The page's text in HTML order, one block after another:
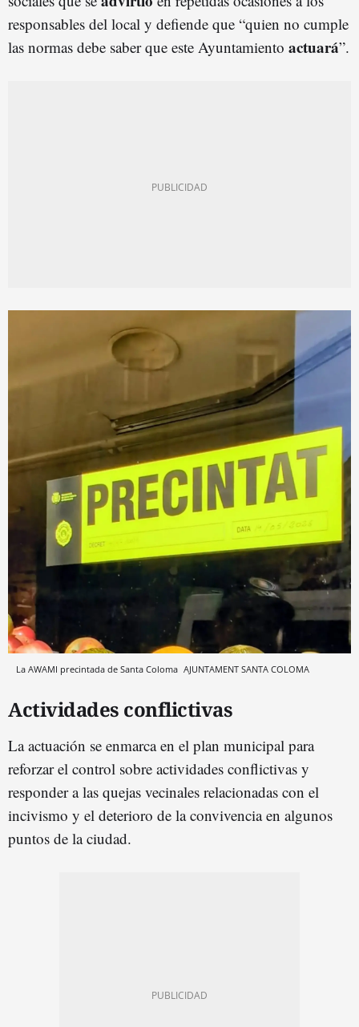
responsables del local y defiende que “quien no cumple
las normas debe saber que este Ayuntamiento actuará”.
La AWAMI precintada de Santa Coloma AJUNTAMENT SANTA COLOMA
Actividades conflictivas
La actuación se enmarca en el plan municipal para
reforzar el control sobre actividades conflictivas y
responder a las quejas vecinales relacionadas con el
incivismo y el deterioro de la convivencia en algunos
puntos de la ciudad.